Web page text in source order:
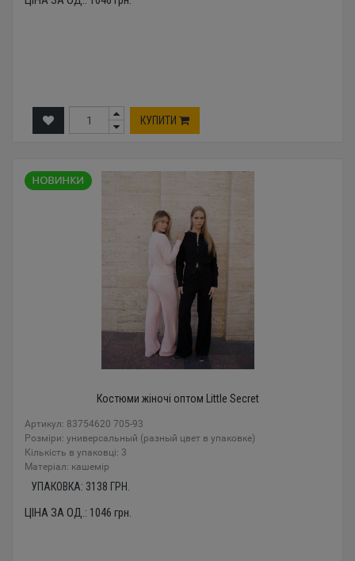
КУПИТИ
Костюми жіночі оптом Little Secret
Артикул: 83754620 705-93
Розміри: универсальный (разный цвет в упаковке)
Кількість в упаковці: 3
Mатеріал: кашемір
УПАКОВКА: 3138 ГРН.
ЦІНА ЗА ОД.: 1046 грн.